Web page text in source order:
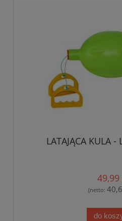
LATAJĄCA KULA -
49,99
(netto:
do